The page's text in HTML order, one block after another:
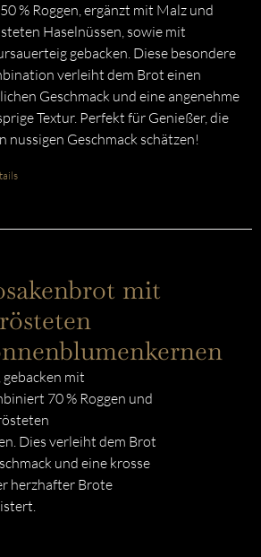
% Roggen, ergänzt mit Malz und
Haselnüssen, sowie mit
gebacken. Diese besondere
verleiht dem Brot einen
Geschmack und eine angenehme
Textur. Perfekt für Genießer, die
nussigen Geschmack schätzen!
mit
mit
70 % Roggen und
Dies verleiht dem Brot
und eine krosse
herzhafter Brote